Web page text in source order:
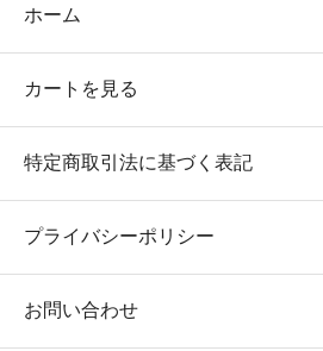
ホーム
カートを見る
特定商取引法に基づく表記
プライバシーポリシー
お問い合わせ